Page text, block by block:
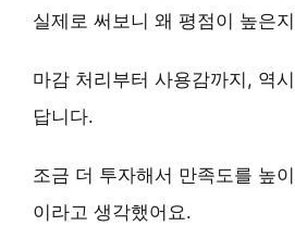
실제로 써보니 왜 평점이 높은
마감 처리부터 사용감까지, 역
답니다.
조금 더 투자해서 만족도를 높
이라고 생각했어요.